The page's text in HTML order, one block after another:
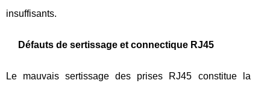
insuffisants.
Défauts de sertissage et connectique RJ45
Le mauvais sertissage des prises RJ45 constitue la